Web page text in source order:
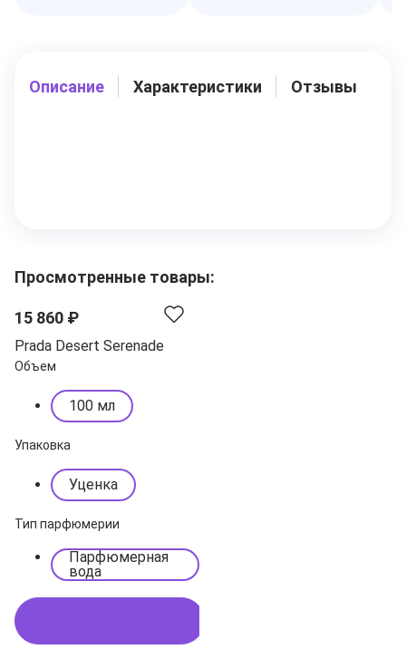
Описание Характеристики Отзывы
Просмотренные товары:
15 860 ₽
Prada Desert Serenade
Объем
100 мл
Упаковка
Уценка
Тип парфюмерии
Парфюмерная
вода